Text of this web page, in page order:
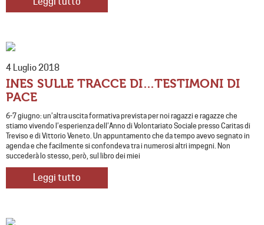
4 Luglio 2018
INES SULLE TRACCE DI…TESTIMONI DI
PACE
6-7 giugno: un’altra uscita formativa prevista per noi ragazzi e ragazze che
stiamo vivendo l’esperienza dell’Anno di Volontariato Sociale presso Caritas di
Treviso e di Vittorio Veneto. Un appuntamento che da tempo avevo segnato in
agenda e che facilmente si confondeva tra i numerosi altri impegni. Non
succederà lo stesso, però, sul libro dei miei
Leggi tutto